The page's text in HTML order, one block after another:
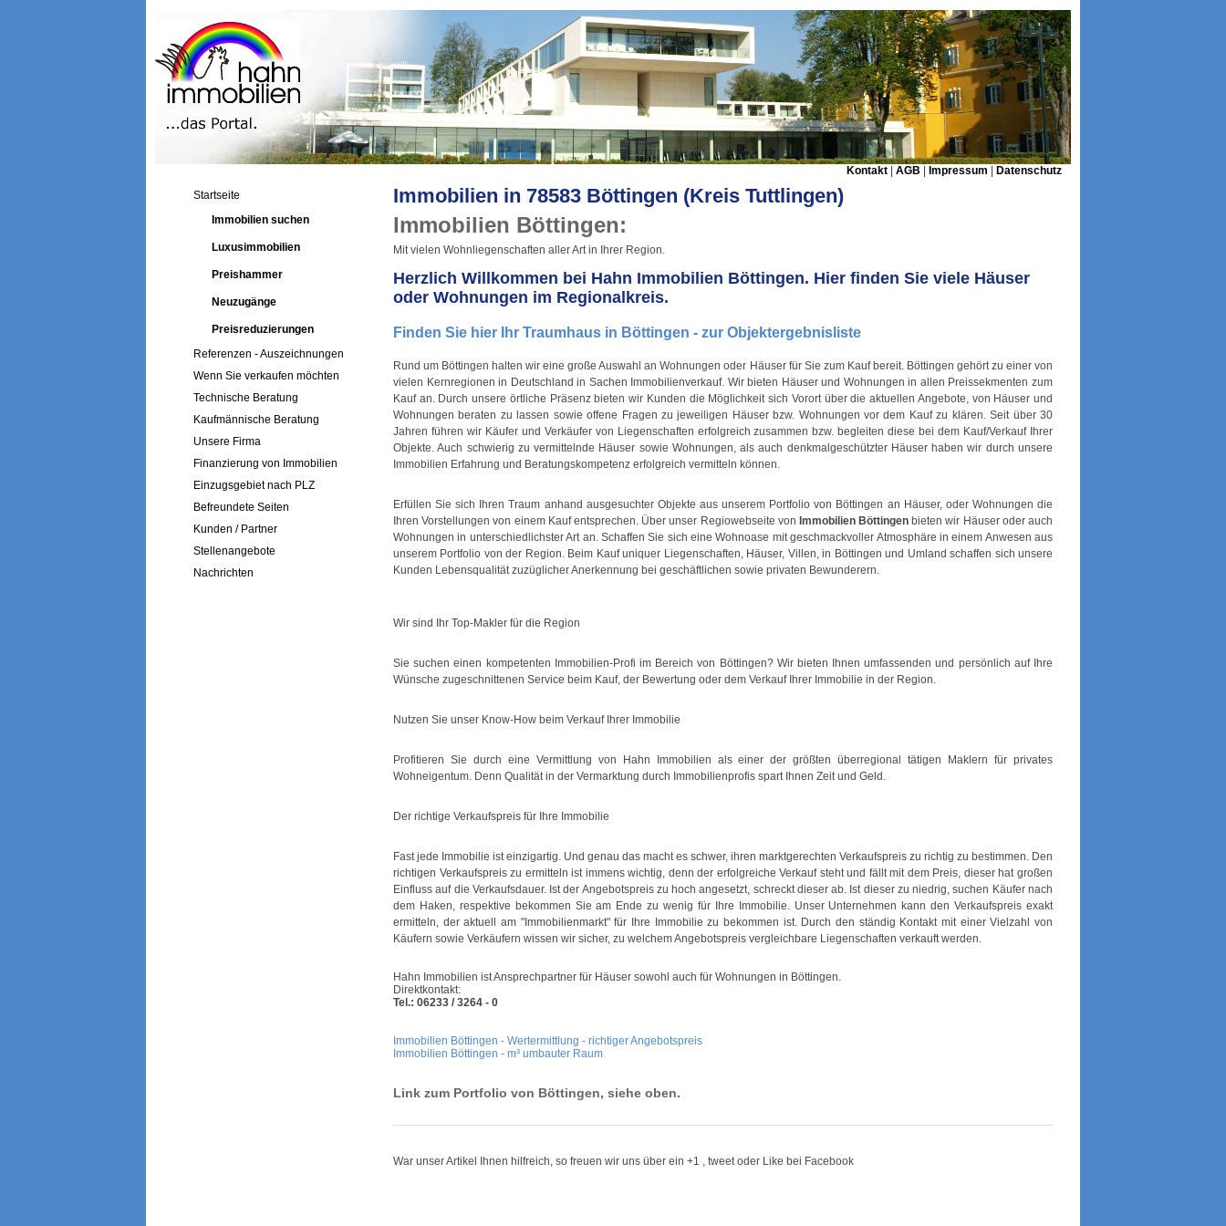
Kontakt AGB Impressum
Datenschutz
Startseite
Immobilien suchen
Luxusimmobilien
Preishammer
Neuzugänge
Preisreduzierungen
Referenzen - Auszeichnungen
Wenn Sie verkaufen möchten
Technische Beratung
Kaufmännische Beratung
Unsere Firma
Finanzierung von Immobilien
Einzugsgebiet nach PLZ
Befreundete Seiten
Kunden / Partner
Stellenangebote
Nachrichten
Immobilien in 78583 Böttingen (Kreis Tuttlingen)
Immobilien Böttingen:
Mit vielen Wohnliegenschaften aller Art in Ihrer Region.
Herzlich Willkommen bei Hahn Immobilien Böttingen. Hier finden Sie viele Häuser
oder Wohnungen im Regionalkreis.
Finden Sie hier Ihr Traumhaus in Böttingen - zur Objektergebnisliste
Rund um Böttingen halten wir eine große Auswahl an Wohnungen oder Häuser für Sie zum Kauf bereit. Böttingen gehört zu einer von
vielen Kernregionen in Deutschland in Sachen Immobilienverkauf. Wir bieten Häuser und Wohnungen in allen Preissekmenten zum
Kauf an. Durch unsere örtliche Präsenz bieten wir Kunden die Möglichkeit sich Vorort über die aktuellen Angebote, von Häuser und
Wohnungen beraten zu lassen sowie offene Fragen zu jeweiligen Häuser bzw. Wohnungen vor dem Kauf zu klären. Seit über 30
Jahren führen wir Käufer und Verkäufer von Liegenschaften erfolgreich zusammen bzw. begleiten diese bei dem Kauf/Verkauf Ihrer
Objekte. Auch schwierig zu vermittelnde Häuser sowie Wohnungen, als auch denkmalgeschützter Häuser haben wir durch unsere
Immobilien Erfahrung und Beratungskompetenz erfolgreich vermitteln können.
Erfüllen Sie sich Ihren Traum anhand ausgesuchter Objekte aus unserem Portfolio von Böttingen an Häuser, oder Wohnungen die
Ihren Vorstellungen von einem Kauf entsprechen. Über unser Regiowebseite von Immobilien Böttingen bieten wir Häuser oder auch
Wohnungen in unterschiedlichster Art an. Schaffen Sie sich eine Wohnoase mit geschmackvoller Atmosphäre in einem Anwesen aus
unserem Portfolio von der Region. Beim Kauf uniquer Liegenschaften, Häuser, Villen, in Böttingen und Umland schaffen sich unsere
Kunden Lebensqualität zuzüglicher Anerkennung bei geschäftlichen sowie privaten Bewunderern.
Wir sind Ihr Top-Makler für die Region
Sie suchen einen kompetenten Immobilien-Profi im Bereich von Böttingen? Wir bieten Ihnen umfassenden und persönlich auf Ihre
Wünsche zugeschnittenen Service beim Kauf, der Bewertung oder dem Verkauf Ihrer Immobilie in der Region.
Nutzen Sie unser Know-How beim Verkauf Ihrer Immobilie
Profitieren Sie durch eine Vermittlung von Hahn Immobilien als einer der größten überregional tätigen Maklern für privates
Wohneigentum. Denn Qualität in der Vermarktung durch Immobilienprofis spart Ihnen Zeit und Geld.
Der richtige Verkaufspreis für Ihre Immobilie
Fast jede Immobilie ist einzigartig. Und genau das macht es schwer, ihren marktgerechten Verkaufspreis zu richtig zu bestimmen. Den
richtigen Verkaufspreis zu ermitteln ist immens wichtig, denn der erfolgreiche Verkauf steht und fällt mit dem Preis, dieser hat großen
Einfluss auf die Verkaufsdauer. Ist der Angebotspreis zu hoch angesetzt, schreckt dieser ab. Ist dieser zu niedrig, suchen Käufer nach
dem Haken, respektive bekommen Sie am Ende zu wenig für Ihre Immobilie. Unser Unternehmen kann den Verkaufspreis exakt
ermitteln, der aktuell am "Immobilienmarkt" für Ihre Immobilie zu bekommen ist. Durch den ständig Kontakt mit einer Vielzahl von
Käufern sowie Verkäufern wissen wir sicher, zu welchem Angebotspreis vergleichbare Liegenschaften verkauft werden.
Hahn Immobilien ist Ansprechpartner für Häuser sowohl auch für Wohnungen in Böttingen.
Direktkontakt:
Tel.: 06233 / 3264 - 0
Immobilien Böttingen - Wertermittlung - richtiger Angebotspreis
Immobilien Böttingen - m³ umbauter Raum
Link zum Portfolio von Böttingen, siehe oben.
War unser Artikel Ihnen hilfreich, so freuen wir uns über ein +1 , tweet oder Like bei Facebook